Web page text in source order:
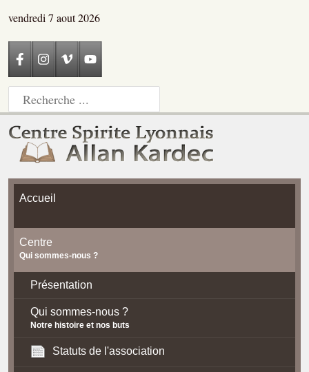
vendredi 7 aout 2026
Accueil
Centre
Qui sommes-nous ?
Présentation
Qui sommes-nous ?
Notre histoire et nos buts
Statuts de l'association